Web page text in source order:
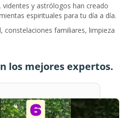
y astrólogos han creado
espirituales para tu día a día.
constelaciones familiares, limpieza
los mejores expertos.